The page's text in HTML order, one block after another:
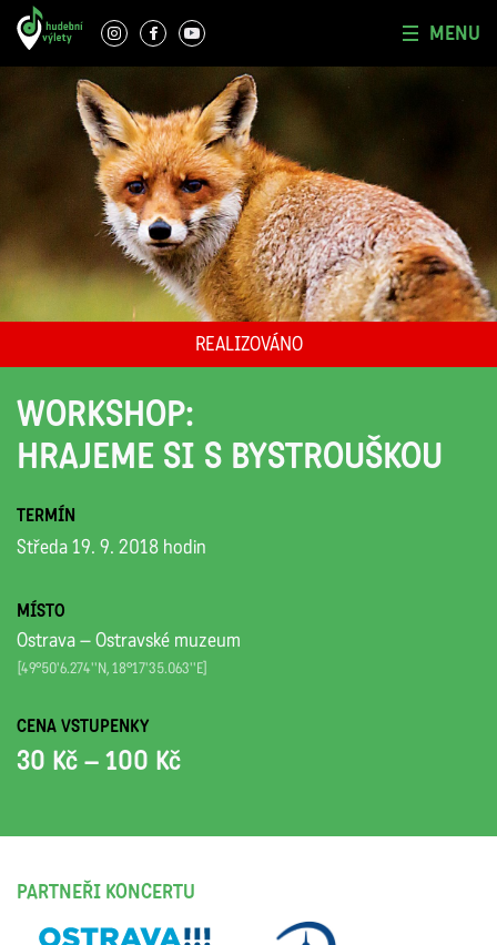
MENU
REALIZOVÁNO
WORKSHOP:
HRAJEME SI S BYSTROUŠKOU
TERMÍN
Středa 19. 9. 2018 hodin
MÍSTO
Ostrava – Ostravské muzeum
[49°50'6.274''N, 18°17'35.063''E]
CENA VSTUPENKY
30 Kč – 100 Kč
PARTNEŘI KONCERTU